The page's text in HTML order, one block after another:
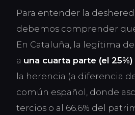
Para entender la
debemos comprender
En Cataluña, la legítima
a una cuarta parte (el 25%)
la herencia (a diferencia
común español, donde
tercios o al 66.6% del